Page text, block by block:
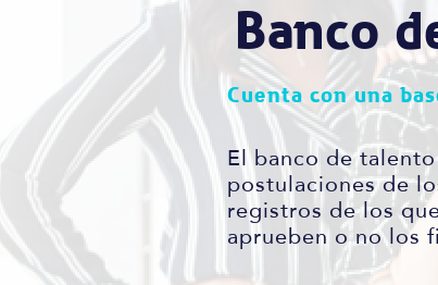
Banco
Cuenta con una
El banco de
postulaciones de
registros de los
aprueben o no los